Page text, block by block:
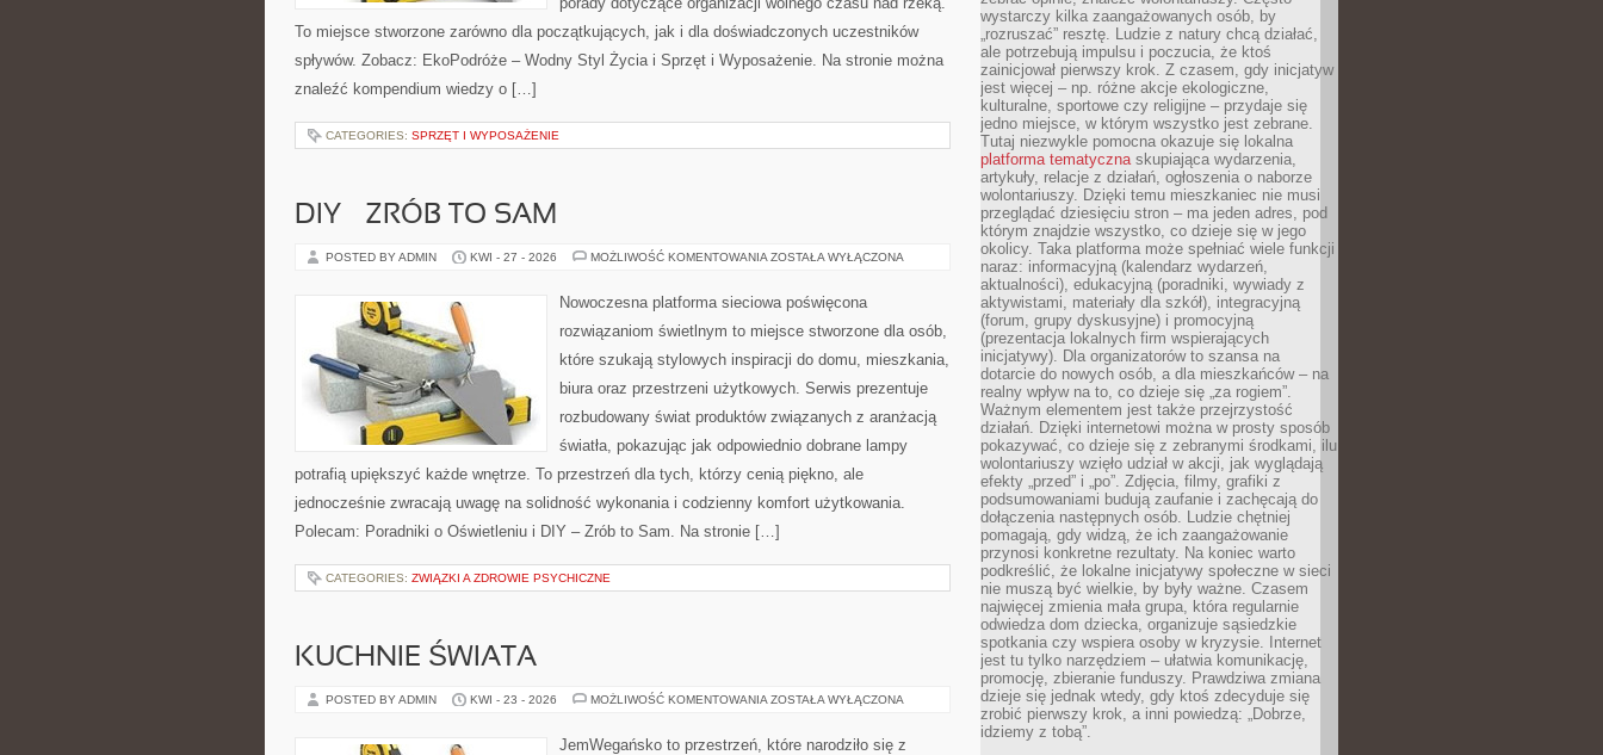
To miejsce stworzone zarówno dla początkujących, jak i dla doświadczonych uczestników
spływów. Zobacz: EkoPodróże – Wodny Styl Życia i Sprzęt i Wyposażenie. Na stronie można
znaleźć kompendium wiedzy o […]
CATEGORIES: SPRZĘT I WYPOSAŻENIE
DIY – ZRÓB TO SAM
POSTED BY ADMIN KWI - 27 - 2026 MOŻLIWOŚĆ KOMENTOWANIA DIY
SAM
ZOSTAŁA WYŁĄCZONA
Nowoczesna platforma sieciowa poświęcona
rozwiązaniom świetlnym to miejsce stworzone dla osób,
które szukają stylowych inspiracji do domu, mieszkania,
biura oraz przestrzeni użytkowych. Serwis prezentuje
rozbudowany świat produktów związanych z aranżacją
światła, pokazując jak odpowiednio dobrane lampy
potrafią upiększyć każde wnętrze. To przestrzeń dla tych, którzy cenią piękno, ale
jednocześnie zwracają uwagę na solidność wykonania i codzienny komfort użytkowania.
Polecam: Poradniki o Oświetleniu i DIY – Zrób to Sam. Na stronie […]
CATEGORIES: ZWIĄZKI A ZDROWIE PSYCHICZNE
KUCHNIE ŚWIATA
POSTED BY ADMIN KWI - 23 - 2026 MOŻLIWOŚĆ KOMENTOWANIA KUCHNIE
ZOSTAŁA WYŁĄCZONA
JemWegańsko to przestrzeń, które narodziło się z
wystarczy kilka zaangażowanych osób, by
„rozruszać” resztę. Ludzie z natury chcą działać,
ale potrzebują impulsu i poczucia, że ktoś
zainicjował pierwszy krok. Z czasem, gdy inicjatyw
jest więcej – np. różne akcje ekologiczne,
kulturalne, sportowe czy religijne – przydaje się
jedno miejsce, w którym wszystko jest zebrane.
Tutaj niezwykle pomocna okazuje się lokalna
platforma tematycznaskupiająca wydarzenia,
artykuły, relacje z działań, ogłoszenia o naborze
wolontariuszy. Dzięki temu mieszkaniec nie musi
przeglądać dziesięciu stron – ma jeden adres, pod
którym znajdzie wszystko, co dzieje się w jego
okolicy. Taka platforma może spełniać wiele funkcji
naraz: informacyjną (kalendarz wydarzeń,
aktualności), edukacyjną (poradniki, wywiady z
aktywistami, materiały dla szkół), integracyjną
(forum, grupy dyskusyjne) i promocyjną
(prezentacja lokalnych firm wspierających
inicjatywy). Dla organizatorów to szansa na
dotarcie do nowych osób, a dla mieszkańców – na
realny wpływ na to, co dzieje się „za rogiem”.
Ważnym elementem jest także przejrzystość
działań. Dzięki internetowi można w prosty sposób
pokazywać, co dzieje się z zebranymi środkami, ilu
wolontariuszy wzięło udział w akcji, jak wyglądają
efekty „przed” i „po”. Zdjęcia, filmy, grafiki z
podsumowaniami budują zaufanie i zachęcają do
dołączenia następnych osób. Ludzie chętniej
pomagają, gdy widzą, że ich zaangażowanie
przynosi konkretne rezultaty. Na koniec warto
podkreślić, że lokalne inicjatywy społeczne w sieci
nie muszą być wielkie, by były ważne. Czasem
najwięcej zmienia mała grupa, która regularnie
odwiedza dom dziecka, organizuje sąsiedzkie
spotkania czy wspiera osoby w kryzysie. Internet
jest tu tylko narzędziem – ułatwia komunikację,
promocję, zbieranie funduszy. Prawdziwa zmiana
dzieje się jednak wtedy, gdy ktoś zdecyduje się
zrobić pierwszy krok, a inni powiedzą: „Dobrze,
idziemy z tobą”.